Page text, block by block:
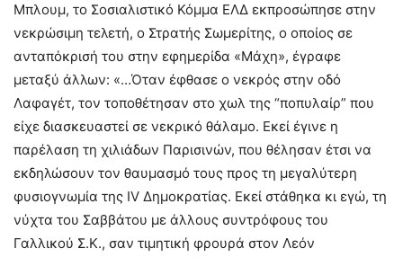
Μπλουμ, το Σοσιαλιστικό Κόμμα ΕΛΔ εκπροσώπησε στην
νεκρώσιμη τελετή, ο Στρατής Σωμερίτης, ο οποίος σε
ανταπόκρισή του στην εφημερίδα «Μάχη», έγραφε
μεταξύ άλλων: «…Όταν έφθασε ο νεκρός στην οδό
Λαφαγέτ, τον τοποθέτησαν στο χωλ της “ποπυλαίρ” που
είχε διασκευαστεί σε νεκρικό θάλαμο. Εκεί έγινε η
παρέλαση τη χιλιάδων Παρισινών, που θέλησαν έτσι να
εκδηλώσουν τον θαυμασμό τους προς τη μεγαλύτερη
φυσιογνωμία της IV Δημοκρατίας. Εκεί στάθηκα κι εγώ, τη
νύχτα του Σαββάτου με άλλους συντρόφους του
Γαλλικού Σ.Κ., σαν τιμητική φρουρά στον Λεόν